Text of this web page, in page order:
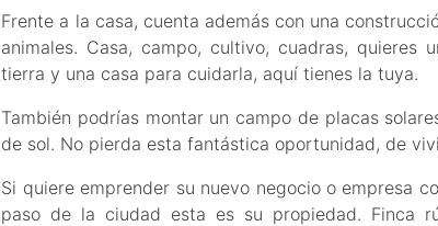
Frente a la casa, cuenta además con una
animales. Casa, campo, cultivo, cuadras,
tierra y una casa para cuidarla, aquí tienes la tuya.
También podrías montar un campo de placas
de sol. No pierda esta fantástica oportunidad, de
Si quiere emprender su nuevo negocio o empresa
paso de la ciudad esta es su propiedad. Finca